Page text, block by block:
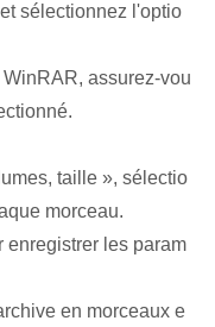
sélectionnez l'optio
assurez-vou
taille », sélectio
morceau.
enregistrer les param
en morceaux e